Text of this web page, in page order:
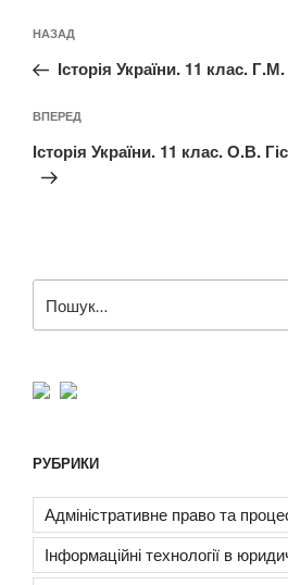
записів
Попередній
запис:
НАЗАД
Історія України. 11 клас.
Наступний
запис
ВПЕРЕД
Історія України. 11 клас. О.В.
за
РУБРИКИ
Адміністративне право та
Інформаційні технології в